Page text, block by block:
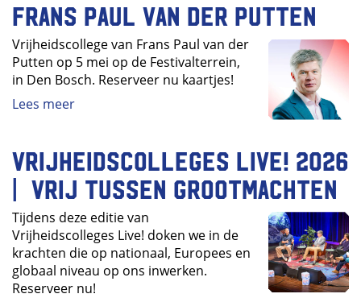
Frans Paul van der Putten
Vrijheidscollege van Frans Paul van der
Putten op 5 mei op de Festivalterrein,
in Den Bosch. Reserveer nu kaartjes!
Lees meer
Vrijheidscolleges Live! 2026
| Vrij tussen grootmachten
Tijdens deze editie van
Vrijheidscolleges Live! doken we in de
krachten die op nationaal, Europees en
globaal niveau op ons inwerken.
Reserveer nu!